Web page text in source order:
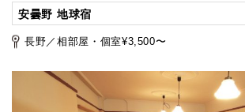
安曇野 地球宿
長野／相部屋・個室¥3,500〜